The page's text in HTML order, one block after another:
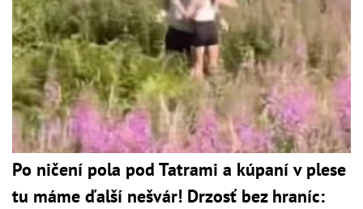
Po ničení pola pod Tatrami a kúpaní v plese
tu máme ďalší nešvár! Drzosť bez hraníc: